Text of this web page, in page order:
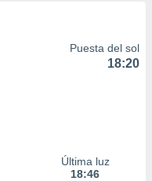
Puesta del sol
18:20
Última luz
18:46